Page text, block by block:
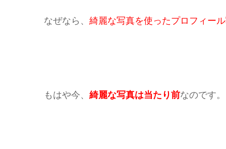
なぜなら、 綺麗な写真を使ったプロフィー
もはや今、 綺麗な写真は当たり前なのです。